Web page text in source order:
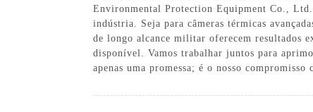
Environmental Protection Equipment Co., Ltd.
indústria. Seja para câmeras térmicas
de longo alcance militar oferecem resultados
disponível. Vamos trabalhar juntos para
apenas uma promessa; é o nosso compromisso